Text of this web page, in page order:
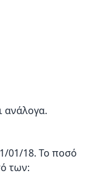
ανάλογα.
01/18. Το ποσό
των: